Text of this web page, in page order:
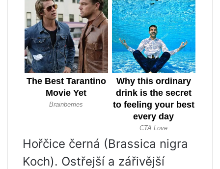
Hořčice černá (Brassica nigra
Koch). Ostřejší a zářivější